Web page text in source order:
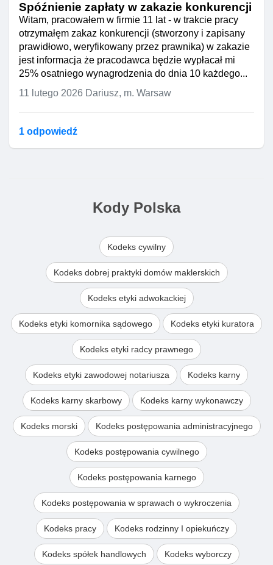
Spóźnienie zapłaty w zakazie konkurencji
Witam, pracowałem w firmie 11 lat - w trakcie pracy
otrzymałęm zakaz konkurencji (stworzony i zapisany
prawidłowo, weryfikowany przez prawnika) w zakazie
jest informacja że pracodawca będzie wypłacał mi
25% osatniego wynagrodzenia do dnia 10 każdego...
11 lutego 2026 Dariusz, m. Warsaw
1 odpowiedź
Kody Polska
Kodeks cywilny
Kodeks dobrej praktyki domów maklerskich
Kodeks etyki adwokackiej
Kodeks etyki komornika sądowego Kodeks etyki kuratora
Kodeks etyki radcy prawnego
Kodeks etyki zawodowej notariusza Kodeks karny
Kodeks karny skarbowy Kodeks karny wykonawczy
Kodeks morski Kodeks postępowania administracyjnego
Kodeks postępowania cywilnego
Kodeks postępowania karnego
Kodeks postępowania w sprawach o wykroczenia
Kodeks pracy Kodeks rodzinny I opiekuńczy
Kodeks spółek handlowych Kodeks wyborczy